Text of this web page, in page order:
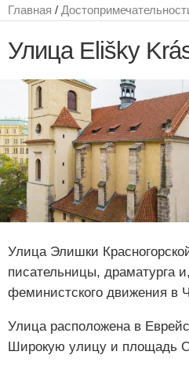
Главная /
Улица Elišky
Улица Элишки
писательницы, драматурга
феминистского движения в
Улица расположена в
Широкую улицу и площадь